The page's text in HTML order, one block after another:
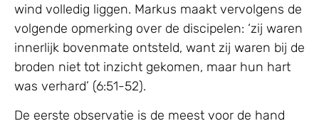
wind volledig liggen. Markus maakt vervolgens de
volgende opmerking over de discipelen: ‘zij waren
innerlijk bovenmate ontsteld, want zij waren bij de
broden niet tot inzicht gekomen, maar hun hart
was verhard’ (6:51-52).
De eerste observatie is de meest voor de hand